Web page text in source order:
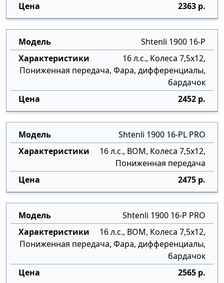
2363 р.
Shtenli 1900 16-P
16 л.с., Колеса 7,5х12,
Пониженная передача, Фара, дифференциалы,
бардачок
2452 р.
Shtenli 1900 16-PL PRO
16 л.с., ВОМ, Колеса 7,5х12,
Пониженная передача
2475 р.
Shtenli 1900 16-P PRO
16 л.с., ВОМ, Колеса 7,5х12,
Пониженная передача, Фара, дифференциалы,
бардачок
2565 р.